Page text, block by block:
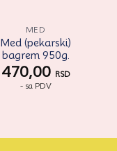
MED
Med (pekarski)
bagrem 950g.
470,00 RSD
- sa PDV